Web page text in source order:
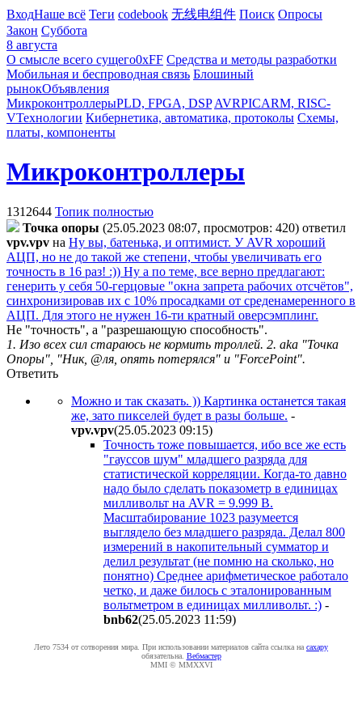
ВходНаше всё Теги codebook 无线电组件 Поиск Опросы
Закон Суббота
8 августа
О смысле всего сущего0xFF Средства и методы разработки
Мобильная и беспроводная связь Блошиный
рынокОбъявления
МикроконтроллерыPLD, FPGA, DSP AVRPICARM, RISC-
VТехнологии Кибернетика, автоматика, протоколы Схемы,
платы, компоненты
Микроконтроллеры
1312644 Топик полностью
Toчкa oпopы (25.05.2023 08:07, просмотров: 420) ответил
vpv.vpv на Ну вы, батенька, и оптимист. У AVR хороший
АЦП, но не до такой же степени, чтобы увеличивать его
точность в 16 раз! :)) Ну а по теме, все верно предлагают:
генерить у себя 50-герцовые "окна запрета рабочих отсчётов",
синхронизировав их с 10% просадками от среденамеренного в
АЦП. Для этого не нужен 16-ти кратный оверсэмплинг.
Не "точность", а "разрешающую способность".
1. Изо всех сил стараюсь не кормить троллей. 2. aka "Точка
Опоры", "Ник, @ля, опять потерялся" и "ForcePoint".
Ответить
Можно и так сказать. )) Картинка останется такая
же, зато пикселей будет в разы больше. -
vpv.vpv(25.05.2023 09:15)
Точность тоже повышается, ибо все же есть
"гауссов шум" младшего разряда для
статистической корреляции. Когда-то давно
надо было сделать показометр в единицах
милливольт на AVR = 9.999 В.
Масштабирование 1023 разумеется
выглядело без младшего разряда. Делал 800
измерений в накопительный сумматор и
делил результат (не помню на сколько, но
понятно) Среднее арифметическое работало
четко, и даже билось с эталонированным
вольтметром в единицах милливольт. :) -
bnb62(25.05.2023 11:59)
Лето 7534 от сотворения мира. При использовании материалов сайта ссылка на caxapу
обязательна. Вебмастер
MMI © MMXXVI